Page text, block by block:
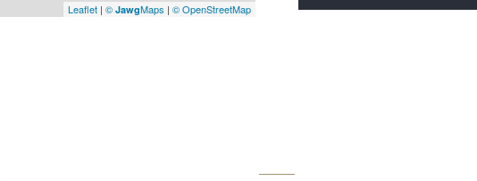
Leaflet | © JawgMaps | © OpenStreetMap